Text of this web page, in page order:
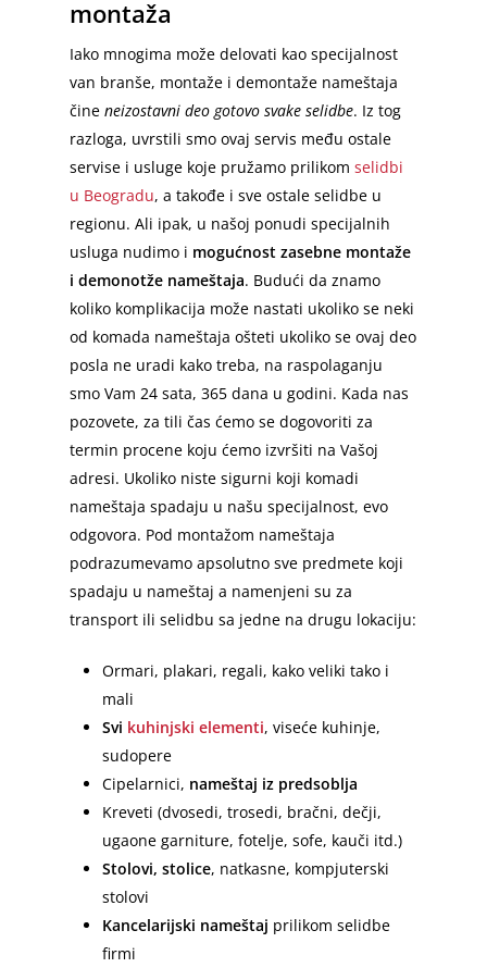
montaža
Iako mnogima može delovati kao specijalnost
van branše, montaže i demontaže nameštaja
čineneizostavni deo gotovo svake selidbe. Iz tog
razloga, uvrstili smo ovaj servis među ostale
servise i usluge koje pružamo prilikomselidbi
u Beogradu, a takođe i sve ostale selidbe u
regionu. Ali ipak, u našoj ponudi specijalnih
usluga nudimo i mogućnost zasebne montaže
i demonotže nameštaja. Budući da znamo
koliko komplikacija može nastati ukoliko se neki
od komada nameštaja ošteti ukoliko se ovaj deo
posla ne uradi kako treba, na raspolaganju
smo Vam 24 sata, 365 dana u godini. Kada nas
pozovete, za tili čas ćemo se dogovoriti za
termin procene koju ćemo izvršiti na Vašoj
adresi. Ukoliko niste sigurni koji komadi
nameštaja spadaju u našu specijalnost, evo
odgovora. Pod montažom nameštaja
podrazumevamo apsolutno sve predmete koji
spadaju u nameštaj a namenjeni su za
transport ili selidbu sa jedne na drugu lokaciju:
Ormari, plakari, regali, kako veliki tako i
mali
Svi kuhinjski elementi, viseće kuhinje,
sudopere
Cipelarnici, nameštaj iz predsoblja
Kreveti (dvosedi, trosedi, bračni, dečji,
ugaone garniture, fotelje, sofe, kauči itd.)
Stolovi, stolice, natkasne, kompjuterski
stolovi
Kancelarijski nameštaj prilikom selidbe
firmi